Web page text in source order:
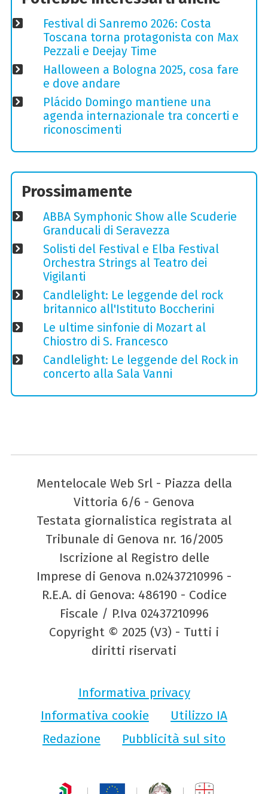
Festival di Sanremo 2026: Costa
Toscana torna protagonista con Max
Pezzali e Deejay Time
Halloween a Bologna 2025, cosa fare
e dove andare
Plácido Domingo mantiene una
agenda internazionale tra concerti e
riconoscimenti
Prossimamente
ABBA Symphonic Show alle Scuderie
Granducali di Seravezza
Solisti del Festival e Elba Festival
Orchestra Strings al Teatro dei
Vigilanti
Candlelight: Le leggende del rock
britannico all'Istituto Boccherini
Le ultime sinfonie di Mozart al
Chiostro di S. Francesco
Candlelight: Le leggende del Rock in
concerto alla Sala Vanni
Mentelocale Web Srl - Piazza della
Vittoria 6/6 - Genova
Testata giornalistica registrata al
Tribunale di Genova nr. 16/2005
Iscrizione al Registro delle
Imprese di Genova n.02437210996 -
R.E.A. di Genova: 486190 - Codice
Fiscale / P.Iva 02437210996
Copyright © 2025 (V3) - Tutti i
diritti riservati
Informativa privacy
Informativa cookie
Utilizzo IA
Redazione
Pubblicità sul sito